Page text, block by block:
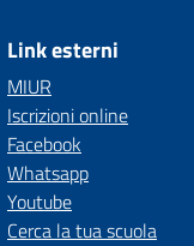
Link esterni
MIUR
Iscrizioni online
Facebook
Whatsapp
Youtube
Cerca la tua scuola